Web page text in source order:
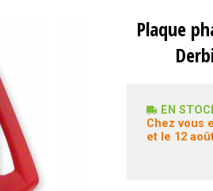
Plaque
EN
Chez vous
et le 12